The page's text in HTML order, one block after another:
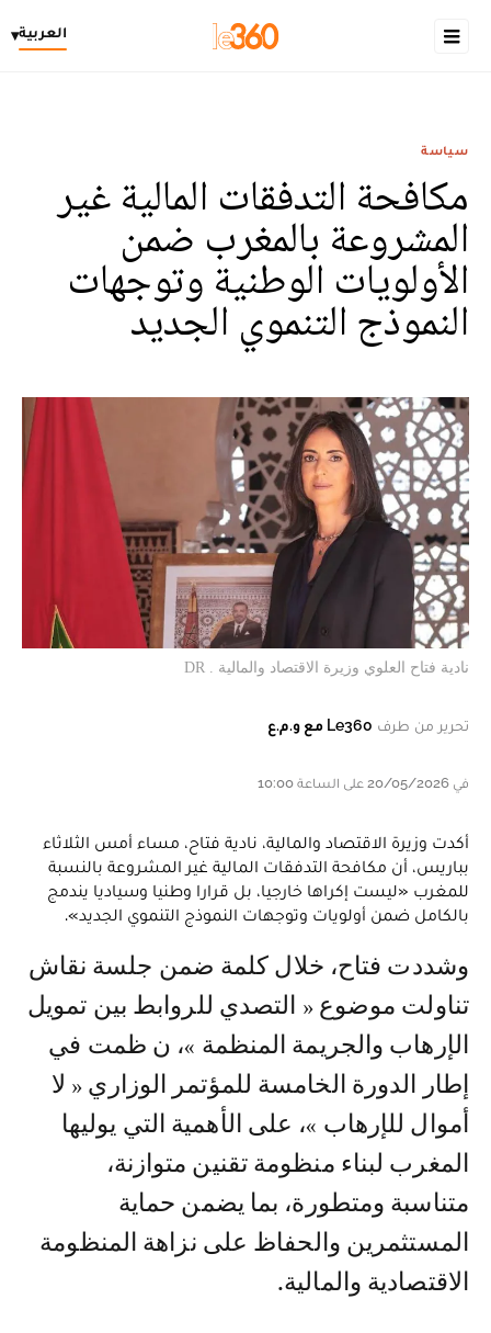
العربية▾
سياسة
مكافحة التدفقات المالية غير
المشروعة بالمغرب ضمن
الأولويات الوطنية وتوجهات
النموذج التنموي الجديد
نادية فتاح العلوي وزيرة الاقتصاد والمالية . DR
تحرير من طرف Le360 مع و.م.ع
في 20/05/2026 على الساعة 10:00
أكدت وزيرة الاقتصاد والمالية، نادية فتاح، مساء أمس الثلاثاء
بباريس، أن مكافحة التدفقات المالية غير المشروعة بالنسبة
للمغرب «ليست إكراها خارجيا، بل قرارا وطنيا وسياديا يندمج
بالكامل ضمن أولويات وتوجهات النموذج التنموي الجديد».
وشددت فتاح، خلال كلمة ضمن جلسة نقاش
تناولت موضوع « التصدي للروابط بين تمويل
الإرهاب والجريمة المنظمة »، ن ظمت في
إطار الدورة الخامسة للمؤتمر الوزاري « لا
أموال للإرهاب »، على الأهمية التي يوليها
المغرب لبناء منظومة تقنين متوازنة،
متناسبة ومتطورة، بما يضمن حماية
المستثمرين والحفاظ على نزاهة المنظومة
الاقتصادية والمالية.